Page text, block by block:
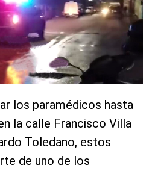
los paramédicos hasta
la calle Francisco Villa
Toledano, estos
de uno de los